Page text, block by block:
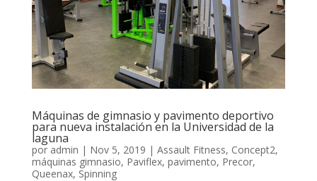
Máquinas de gimnasio y pavimento deportivo
para nueva instalación en la Universidad de la
laguna
por admin | Nov 5, 2019 | Assault Fitness, Concept2,
máquinas gimnasio, Paviflex, pavimento, Precor,
Queenax, Spinning